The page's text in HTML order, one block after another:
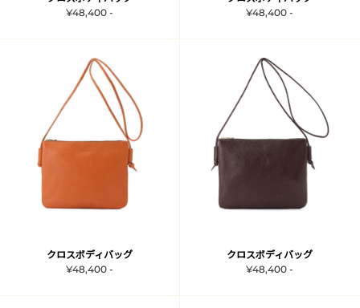
¥48,400 -
¥48,400 -
クロスボディバッグ
¥48,400 -
クロスボディバッグ
¥48,400 -